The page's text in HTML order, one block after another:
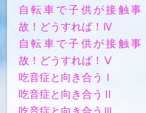
自転車で子供が接触事
故！どうすれば！Ⅳ
自転車で子供が接触事
故！どうすれば！Ⅴ
吃音症と向き合うⅠ
吃音症と向き合うⅡ